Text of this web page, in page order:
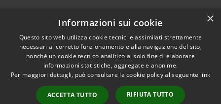
RSS
Accessibilità
Cookie
Mappa del sito
Difensore civico
Copyright © 2023 •
Comune di Noicàttaro
Powered byMunicipium
Redazione•Portale
dipendente
×
Informazioni sui cookie
Questo sito web utilizza cookie tecnici e assimilati strettamente
necessari al corretto funzionamento e alla navigazione del sito,
nonché un cookie tecnico analitico al solo fine di elaborare
informazioni statistiche, aggregate e anonime.
Per maggiori dettagli, può consultare la cookie policy al seguente link
ACCETTA TUTTO RIFIUTA TUTTO